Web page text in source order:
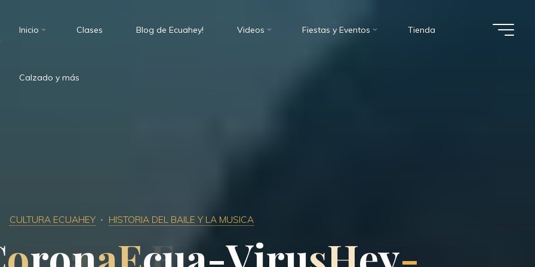
Inicio Clases Blog de Ecuahey! Videos Fiestas y Eventos Tienda
Calzado y más
CULTURA ECUAHEY HISTORIA DEL BAILE Y LA MUSICA